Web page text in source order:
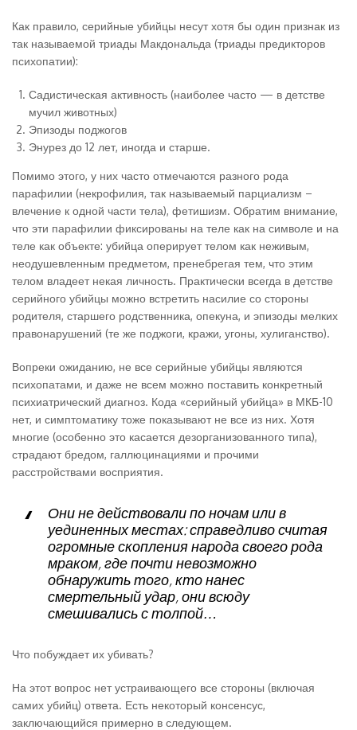
Как правило, серийные убийцы несут хотя бы один признак из
так называемой триады Макдональда (триады предикторов
психопатии):
Садистическая активность (наиболее часто — в детстве
мучил животных)
Эпизоды поджогов
Энурез до 12 лет, иногда и старше.
Помимо этого, у них часто отмечаются разного рода
парафилии (некрофилия, так называемый парциализм –
влечение к одной части тела), фетишизм. Обратим внимание,
что эти парафилии фиксированы на теле как на символе и на
теле как объекте: убийца оперирует телом как неживым,
неодушевленным предметом, пренебрегая тем, что этим
телом владеет некая личность. Практически всегда в детстве
серийного убийцы можно встретить насилие со стороны
родителя, старшего родственника, опекуна, и эпизоды мелких
правонарушений (те же поджоги, кражи, угоны, хулиганство).
Вопреки ожиданию, не все серийные убийцы являются
психопатами, и даже не всем можно поставить конкретный
психиатрический диагноз. Кода «серийный убийца» в МКБ-10
нет, и симптоматику тоже показывают не все из них. Хотя
многие (особенно это касается дезорганизованного типа),
страдают бредом, галлюцинациями и прочими
расстройствами восприятия.
Они не действовали по ночам или в
уединенных местах: справедливо считая
огромные скопления народа своего рода
мраком, где почти невозможно
обнаружить того, кто нанес
смертельный удар, они всюду
смешивались с толпой…
Что побуждает их убивать?
На этот вопрос нет устраивающего все стороны (включая
самих убийц) ответа. Есть некоторый консенсус,
заключающийся примерно в следующем.